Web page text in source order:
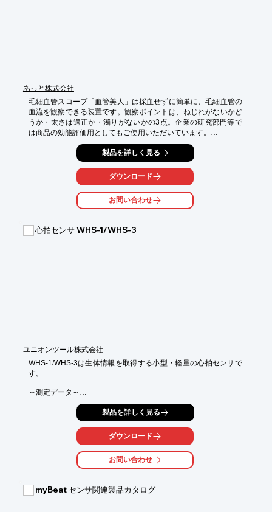
あっと株式会社
毛細血管スコープ「血管美人」は採血せずに簡単に、毛細血管の
血流を観察できる装置です。観察ポイントは、ねじれがないかど
うか・太さは適正か・濁りがないかの3点。企業の研究部門等で
は商品の効能評価用としてもご使用いただいています。
【活用シーン】
■医療機関　　　　　　■研究機関
■クリニック　　　　　■薬局薬店
■柔整鍼灸整骨院　　　■健康相談
■フィットネス施設　　■エステティックサロン
■サプリメント販売　　■健康機器販売　等
下さい
製品を詳しく見る
ダウンロード
お問い合わせ
心拍センサ WHS-1/WHS-3
ユニオンツール株式会社
WHS-1/WHS-3は生体情報を取得する小型・軽量の心拍センサで
す。
～測定データ～
○心拍周期・心拍数・心拍波形
○WHS-1：2.4GHz帯無線通信(PCへデータ転送) ＆ 内部メモリに
送)
製品を詳しく見る
ダウンロード
お問い合わせ
myBeat センサ関連製品カタログ